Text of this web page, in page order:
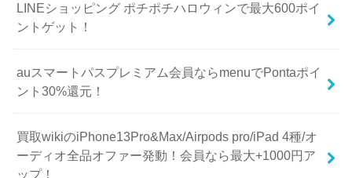
LINEショッピング ポチポチハロウィンで最大600ポイ
ントゲット！
auスマートパスプレミアム会員ならmenuでPontaポイ
ント30%還元！
買取wikiのiPhone13Pro&Max/Airpods pro/iPad 4種/オ
ーディオ全品オファー発動！会員なら最大+1000円ア
ップ！